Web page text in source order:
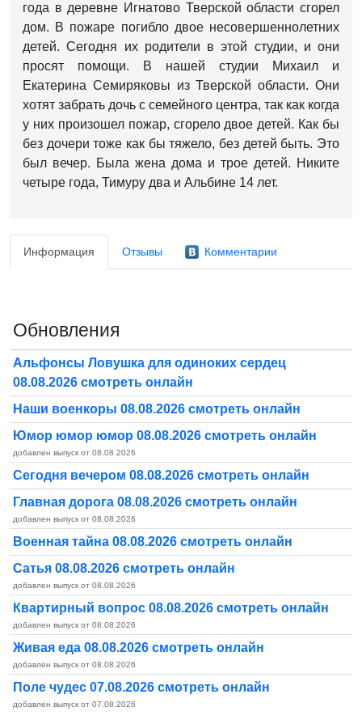
года в деревне Игнатово Тверской области сгорел
дом. В пожаре погибло двое несовершеннолетних
детей. Сегодня их родители в этой студии, и они
просят помощи. В нашей студии Михаил и
Екатерина Семиряковы из Тверской области. Они
хотят забрать дочь с семейного центра, так как когда
у них произошел пожар, сгорело двое детей. Как бы
без дочери тоже как бы тяжело, без детей быть. Это
был вечер. Была жена дома и трое детей. Никите
четыре года, Тимуру два и Альбине 14 лет.
Информация Отзывы Комментарии
Обновления
Альфонсы Ловушка для одиноких сердец
08.08.2026 смотреть онлайн
Наши военкоры 08.08.2026 смотреть онлайн
Юмор юмор юмор 08.08.2026 смотреть онлайн
добавлен выпуск от 08.08.2026
Сегодня вечером 08.08.2026 смотреть онлайн
Главная дорога 08.08.2026 смотреть онлайн
добавлен выпуск от 08.08.2026
Военная тайна 08.08.2026 смотреть онлайн
Сатья 08.08.2026 смотреть онлайн
добавлен выпуск от 08.08.2026
Квартирный вопрос 08.08.2026 смотреть онлайн
добавлен выпуск от 08.08.2026
Живая еда 08.08.2026 смотреть онлайн
добавлен выпуск от 08.08.2026
Поле чудес 07.08.2026 смотреть онлайн
добавлен выпуск от 07.08.2026